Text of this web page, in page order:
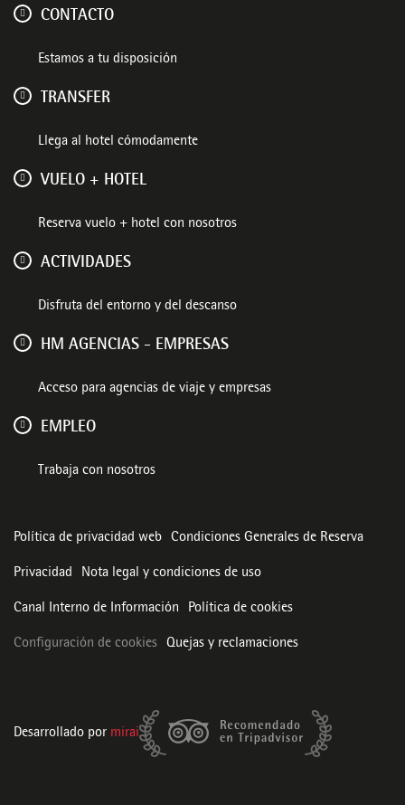
CONTACTO
Estamos a tu disposición
TRANSFER
Llega al hotel cómodamente
VUELO + HOTEL
Reserva vuelo + hotel con nosotros
ACTIVIDADES
Disfruta del entorno y del descanso
HM AGENCIAS - EMPRESAS
Acceso para agencias de viaje y empresas
EMPLEO
Trabaja con nosotros
Política de privacidad web Condiciones Generales de Reserva
Privacidad Nota legal y condiciones de uso
Canal Interno de Información Política de cookies
Configuración de cookies Quejas y reclamaciones
Desarrollado por mirai